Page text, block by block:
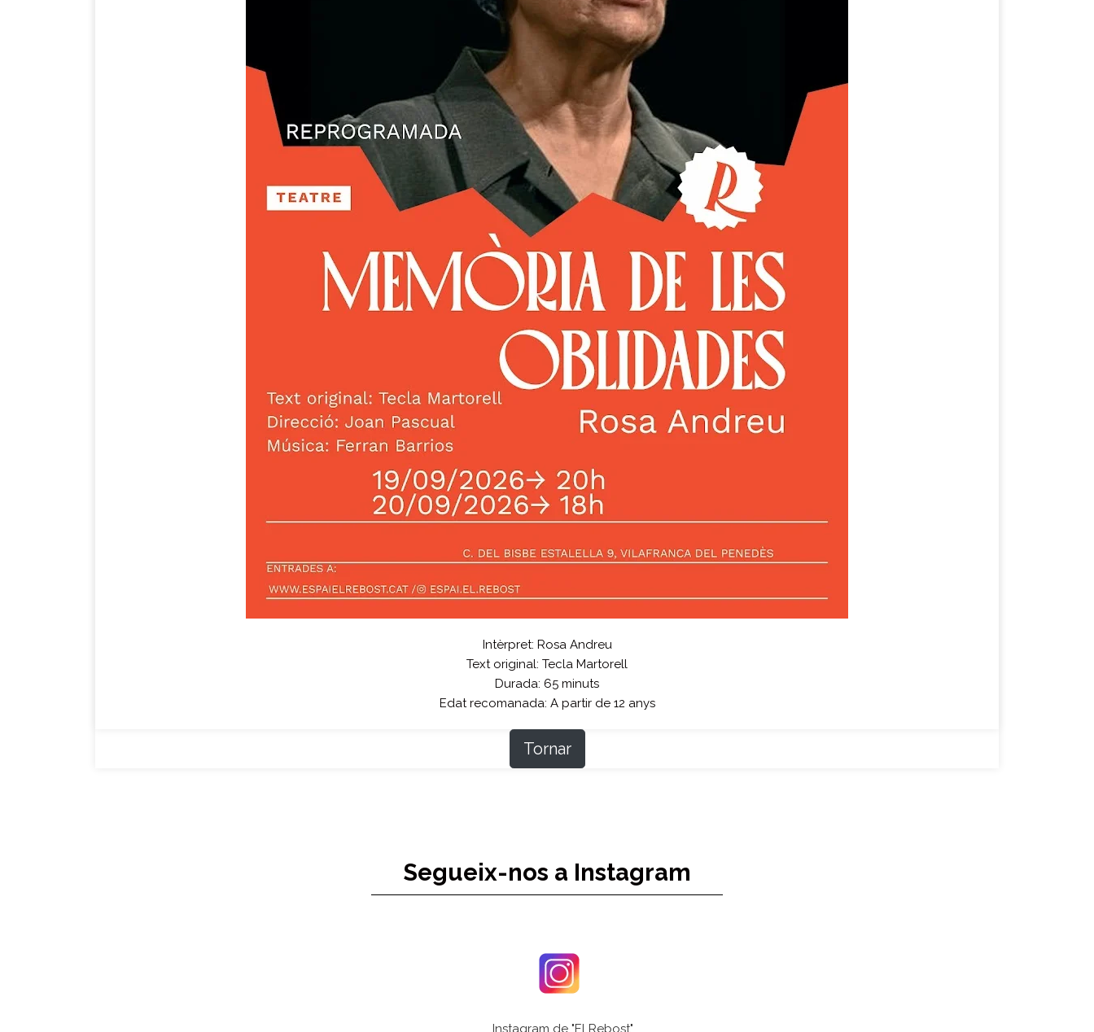
Intèrpret: Rosa Andreu
Text original: Tecla Martorell
Durada: 65 minuts
Edat recomanada: A partir de 12 anys
Tornar
Segueix-nos a Instagram
Instagram de "El Rebost"